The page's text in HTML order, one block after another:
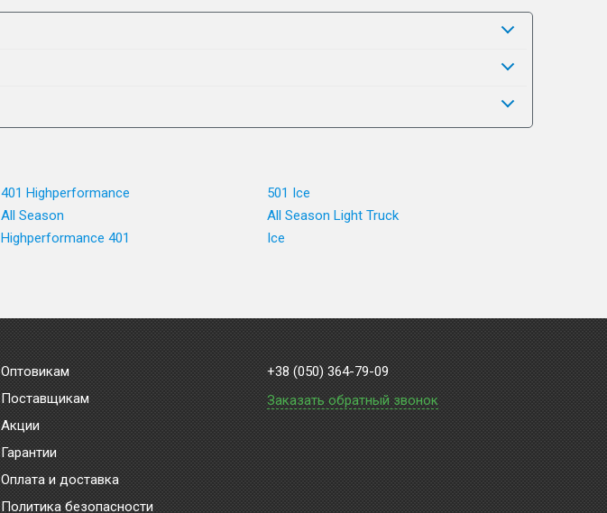
401 Highperformance
501 Ice
All Season
All Season Light Truck
Highperformance 401 Ice
Оптовикам
Поставщикам
Акции
Гарантии
Оплата и доставка
Политика безопасности
+38 (050) 364-79-09
Заказать обратный звонок